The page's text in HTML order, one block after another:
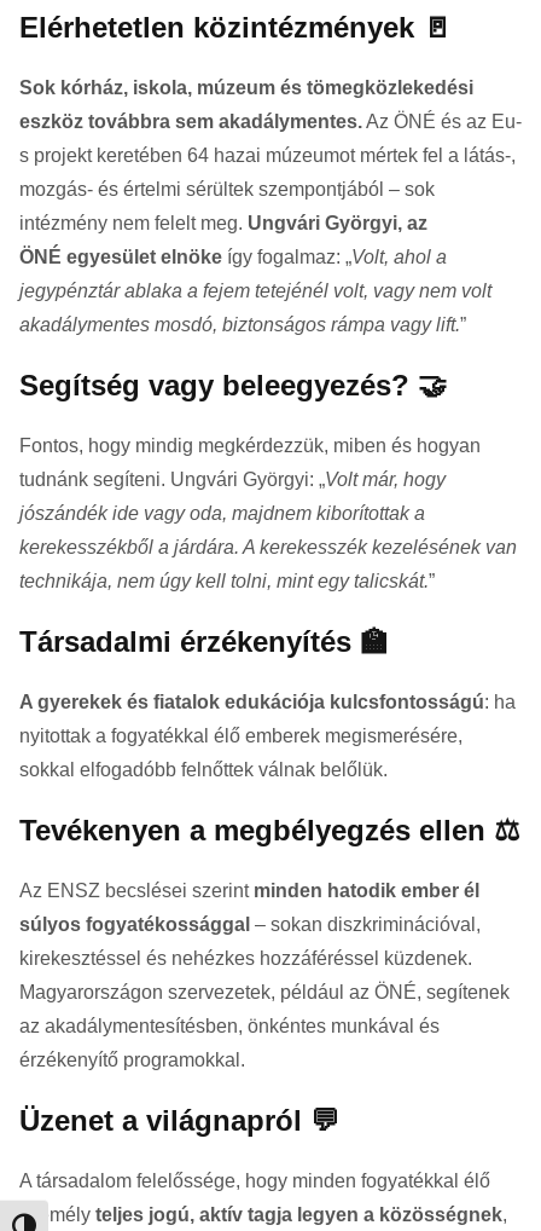
Elérhetetlen közintézmények 🚪
Sok kórház, iskola, múzeum és tömegközlekedési
eszköz továbbra sem akadálymentes.Az ÖNÉ és az Eu-
s projekt keretében 64 hazai múzeumot mértek fel a látás-,
mozgás- és értelmi sérültek szempontjából – sok
intézmény nem felelt meg. Ungvári Györgyi, az
ÖNÉ egyesület elnöke így fogalmaz: „Volt, ahol a
jegypénztár ablaka a fejem tetejénél volt, vagy nem volt
akadálymentes mosdó, biztonságos rámpa vagy lift.”
Segítség vagy beleegyezés? 🤝
Fontos, hogy mindig megkérdezzük, miben és hogyan
tudnánk segíteni. Ungvári Györgyi: „Volt már, hogy
jószándék ide vagy oda, majdnem kiborítottak a
kerekesszékből a járdára. A kerekesszék kezelésének van
technikája, nem úgy kell tolni, mint egy talicskát.”
Társadalmi érzékenyítés 🏫
A gyerekek és fiatalok edukációja kulcsfontosságú: ha
nyitottak a fogyatékkal élő emberek megismerésére,
sokkal elfogadóbb felnőttek válnak belőlük.
Tevékenyen a megbélyegzés ellen ⚖️
Az ENSZ becslései szerint minden hatodik ember él
súlyos fogyatékossággal – sokan diszkriminációval,
kirekesztéssel és nehézkes hozzáféréssel küzdenek.
Magyarországon szervezetek, például az ÖNÉ, segítenek
az akadálymentesítésben, önkéntes munkával és
érzékenyítő programokkal.
Üzenet a világnapról 💬
A társadalom felelőssége, hogy minden fogyatékkal élő
személy teljes jogú, aktív tagja legyen a közösségnek,